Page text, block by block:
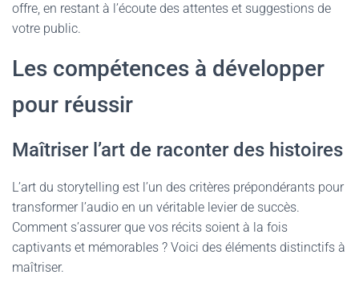
offre, en restant à l’écoute des attentes et suggestions de
votre public.
Les compétences à développer
pour réussir
Maîtriser l’art de raconter des histoires
L’art du storytelling est l’un des critères prépondérants pour
transformer l’audio en un véritable levier de succès.
Comment s’assurer que vos récits soient à la fois
captivants et mémorables ? Voici des éléments distinctifs à
maîtriser.